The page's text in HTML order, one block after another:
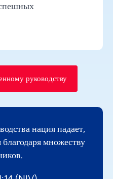
руководству
нация падает,
благодаря множеству